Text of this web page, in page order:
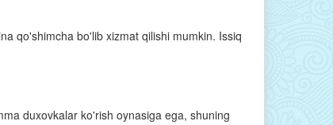
qo'shimcha bo'lib xizmat qilishi mumkin. Issiq
duxovkalar ko'rish oynasiga ega, shuning